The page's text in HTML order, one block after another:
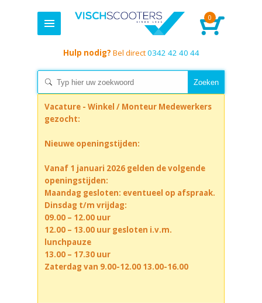
0
Hulp nodig? Bel direct0342 42 40 44
Vacature - Winkel / Monteur Medewerkers
gezocht:
Nieuwe openingstijden:
Vanaf 1 januari 2026 gelden de volgende
openingstijden:
Maandag gesloten: eventueel op afspraak.
Dinsdag t/m vrijdag:
09.00 – 12.00 uur
12.00 – 13.00 uur gesloten i.v.m.
lunchpauze
13.00 – 17.30 uur
Zaterdag van 9.00-12.00 13.00-16.00